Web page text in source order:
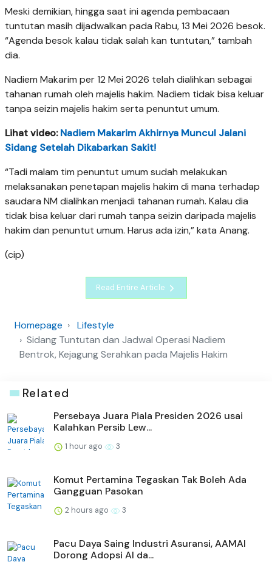
Meski demikian, hingga saat ini agenda pembacaan
tuntutan masih dijadwalkan pada Rabu, 13 Mei 2026 besok.
“Agenda besok kalau tidak salah kan tuntutan,” tambah
dia.
Nadiem Makarim per 12 Mei 2026 telah dialihkan sebagai
tahanan rumah oleh majelis hakim. Nadiem tidak bisa keluar
tanpa seizin majelis hakim serta penuntut umum.
Lihat video:Nadiem Makarim Akhirnya Muncul Jalani
Sidang Setelah Dikabarkan Sakit!
“Tadi malam tim penuntut umum sudah melakukan
melaksanakan penetapan majelis hakim di mana terhadap
saudara NM dialihkan menjadi tahanan rumah. Kalau dia
tidak bisa keluar dari rumah tanpa seizin daripada majelis
hakim dan penuntut umum. Harus ada izin,” kata Anang.
(cip)
Read Entire Article
Homepage
Lifestyle
Sidang Tuntutan dan Jadwal Operasi Nadiem
Bentrok, Kejagung Serahkan pada Majelis Hakim
Related
Persebaya Juara Piala Presiden 2026 usai
Kalahkan Persib Lew...
1 hour ago 3
Komut Pertamina Tegaskan Tak Boleh Ada
Gangguan Pasokan
2 hours ago 3
Pacu Daya Saing Industri Asuransi, AAMAI
Dorong Adopsi AI da...